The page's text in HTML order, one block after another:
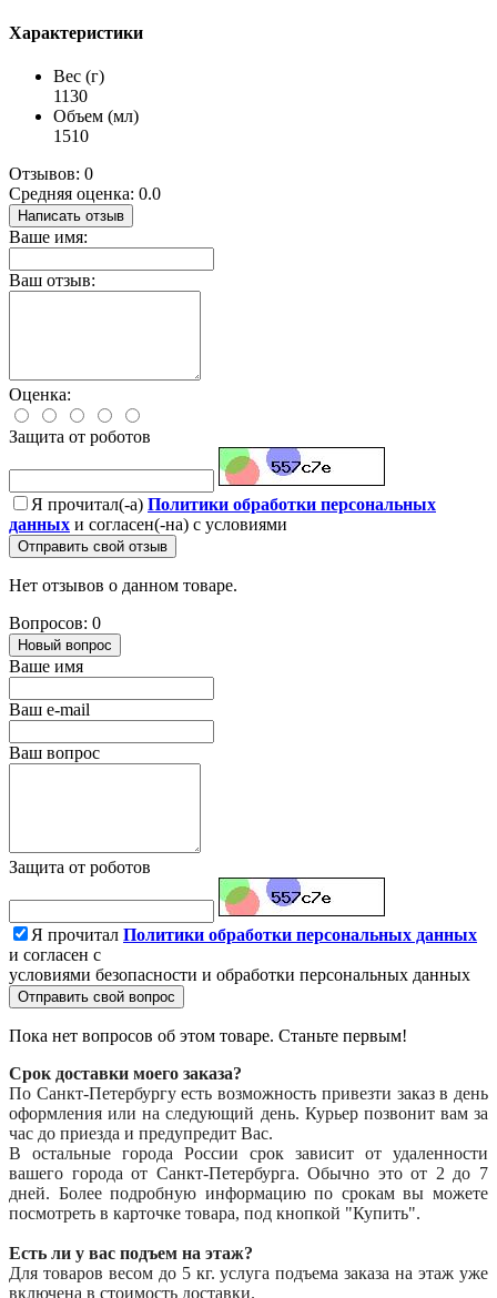
Характеристики
Вес (г)
1130
Объем (мл)
1510
Отзывов: 0
Средняя оценка: 0.0
Написать отзыв
Ваше имя:
Ваш отзыв:
Оценка:
Защита от роботов
Я прочитал(-а) Политики обработки персональных
данных и согласен(-на) с условиями
Отправить свой отзыв
Нет отзывов о данном товаре.
Вопросов: 0
Новый вопрос
Ваше имя
Ваш e-mail
Ваш вопрос
Защита от роботов
Я прочитал Политики обработки персональных данных
и согласен с
условиями безопасности и обработки персональных данных
Отправить свой вопрос
Пока нет вопросов об этом товаре. Станьте первым!
Срок доставки моего заказа?
По Санкт-Петербургу есть возможность привезти заказ в день
оформления или на следующий день. Курьер позвонит вам за
час до приезда и предупредит Вас.
В остальные города России срок зависит от удаленности
вашего города от Санкт-Петербурга. Обычно это от 2 до 7
дней. Более подробную информацию по срокам вы можете
посмотреть в карточке товара, под кнопкой "Купить".
Есть ли у вас подъем на этаж?
Для товаров весом до 5 кг. услуга подъема заказа на этаж уже
включена в стоимость доставки.